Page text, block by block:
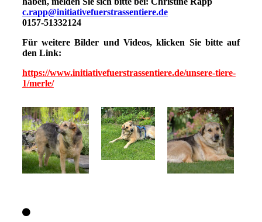
c.rapp@initiativefuerstrassentiere.de
0157-51332124
Für weitere Bilder und Videos, klicken Sie bitte auf
den Link:
https://www.initiativefuerstrassentiere.de/unsere-tiere-
1/merle/